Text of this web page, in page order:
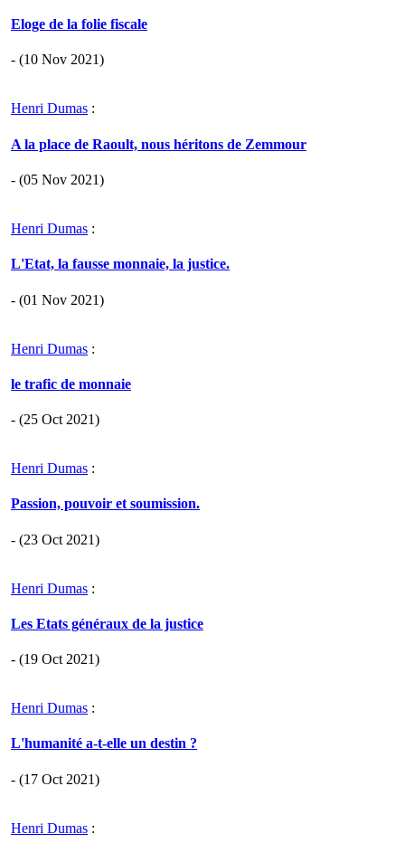
Eloge de la folie fiscale
- (10 Nov 2021)
Henri Dumas :
A la place de Raoult, nous héritons de Zemmour
- (05 Nov 2021)
Henri Dumas :
L'Etat, la fausse monnaie, la justice.
- (01 Nov 2021)
Henri Dumas :
le trafic de monnaie
- (25 Oct 2021)
Henri Dumas :
Passion, pouvoir et soumission.
- (23 Oct 2021)
Henri Dumas :
Les Etats généraux de la justice
- (19 Oct 2021)
Henri Dumas :
L'humanité a-t-elle un destin ?
- (17 Oct 2021)
Henri Dumas :